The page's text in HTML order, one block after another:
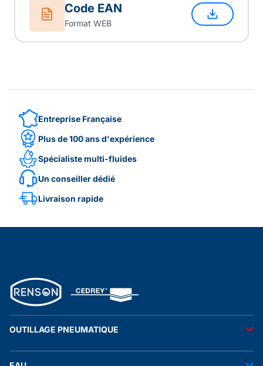
Code EAN
Format WEB
Entreprise Française
Plus de 100 ans d'expérience
Spécialiste multi-fluides
Un conseiller dédié
Livraison rapide
OUTILLAGE PNEUMATIQUE